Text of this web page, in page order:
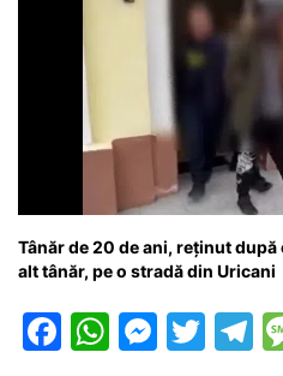
Tânăr de 20 de ani, reținut
alt tânăr, pe o stradă din Uricani
F
W M T
T